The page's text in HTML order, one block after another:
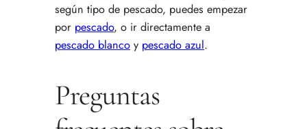
según tipo de pescado, puedes empezar
por pescado, o ir directamente a
pescado blanco y pescado azul.
Preguntas